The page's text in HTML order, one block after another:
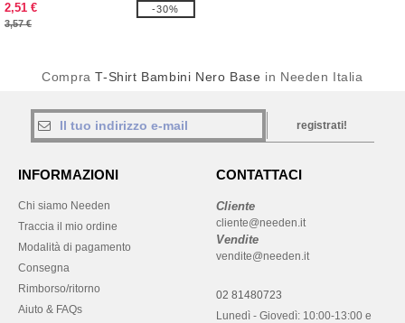
2,51 €
3,57 €
-30%
CompraT-Shirt Bambini Nero Base in Needen Italia
registrati!
INFORMAZIONI
Chi siamo Needen
Traccia il mio ordine
Modalità di pagamento
Consegna
Rimborso/ritorno
Aiuto & FAQs
CONTATTACI
Cliente
cliente@needen.it
Vendite
vendite@needen.it
02 81480723
Lunedì - Giovedì: 10:00-13:00 e